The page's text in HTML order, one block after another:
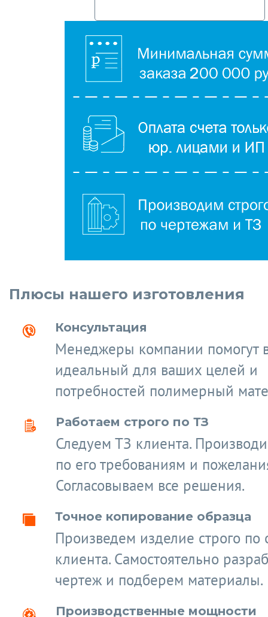
Плюсы нашего изготовления
Консультация
Менеджеры компании помогут
идеальный для ваших целей и
потребностей полимерный
Работаем строго по ТЗ
Следуем ТЗ клиента.
по его требованиям и
Согласовываем все решения.
Точное копирование образца
Произведем изделие строго по
клиента. Самостоятельно
чертеж и подберем материалы.
Производственные мощности